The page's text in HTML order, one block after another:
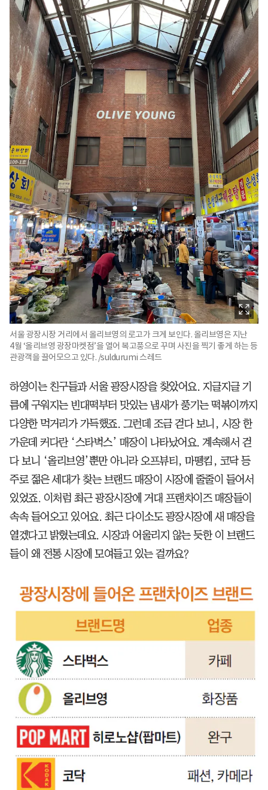
서울 광장시장 거리에서 올리브영의 로고가 크게 보인다. 올리브영은 지난
4월 ‘올리브영 광장마켓점’을 열어 복고풍으로 꾸며 사진을 찍기 좋게 하는 등
관광객을 끌어모으고 있다. /suldurumi 스레드
하영이는 친구들과 서울 광장시장을 찾았어요. 지글지글 기
름에 구워지는 빈대떡부터 맛있는 냄새가 풍기는 떡볶이까지
다양한 먹거리가 가득했죠. 그런데 조금 걷다 보니, 시장 한
가운데 커다란 ‘스타벅스’ 매장이 나타났어요. 계속해서 걷
다 보니 ‘올리브영’뿐만 아니라 오프뷰티, 마뗑킴, 코닥 등
주로 젊은 세대가 찾는 브랜드 매장이 시장에 줄줄이 들어서
있었죠. 이처럼 최근 광장시장에 거대 프랜차이즈 매장들이
속속 들어오고 있어요. 최근 다이소도 광장시장에 새 매장을
열겠다고 밝혔는데요. 시장과 어울리지 않는 듯한 이 브랜드
들이 왜 전통 시장에 모여들고 있는 걸까요?